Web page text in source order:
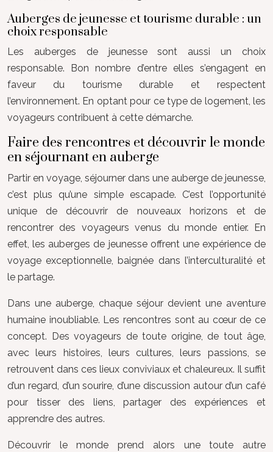
Auberges de jeunesse et tourisme durable : un
choix responsable
Les auberges de jeunesse sont aussi un choix
responsable. Bon nombre d’entre elles s’engagent en
faveur du tourisme durable et respectent
l’environnement. En optant pour ce type de logement, les
voyageurs contribuent à cette démarche.
Faire des rencontres et découvrir le monde
en séjournant en auberge
Partir en voyage, séjourner dans une auberge de jeunesse,
c’est plus qu’une simple escapade. C’est l’opportunité
unique de découvrir de nouveaux horizons et de
rencontrer des voyageurs venus du monde entier. En
effet, les auberges de jeunesse offrent une expérience de
voyage exceptionnelle, baignée dans l’interculturalité et
le partage.
Dans une auberge, chaque séjour devient une aventure
humaine inoubliable. Les rencontres sont au cœur de ce
concept. Des voyageurs de toute origine, de tout âge,
avec leurs histoires, leurs cultures, leurs passions, se
retrouvent dans ces lieux conviviaux et chaleureux. Il suffit
d’un regard, d’un sourire, d’une discussion autour d’un café
pour tisser des liens, partager des expériences et
apprendre des autres.
Découvrir le monde prend alors une toute autre